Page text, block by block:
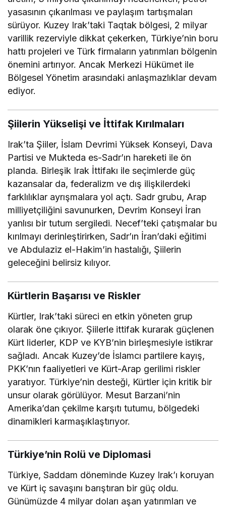
yasasının çıkarılması ve paylaşım tartışmaları
sürüyor. Kuzey Irak’taki Taqtak bölgesi, 2 milyar
varillik rezerviyle dikkat çekerken, Türkiye’nin boru
hattı projeleri ve Türk firmaların yatırımları bölgenin
önemini artırıyor. Ancak Merkezi Hükümet ile
Bölgesel Yönetim arasındaki anlaşmazlıklar devam
ediyor.
Şiilerin Yükselişi ve İttifak Kırılmaları
Irak’ta Şiiler, İslam Devrimi Yüksek Konseyi, Dava
Partisi ve Mukteda es-Sadr’ın hareketi ile ön
planda. Birleşik Irak İttifakı ile seçimlerde güç
kazansalar da, federalizm ve dış ilişkilerdeki
farklılıklar ayrışmalara yol açtı. Sadr grubu, Arap
milliyetçiliğini savunurken, Devrim Konseyi İran
yanlısı bir tutum sergiledi. Necef’teki çatışmalar bu
kırılmayı derinleştirirken, Sadr’ın İran’daki eğitimi
ve Abdulaziz el-Hakim’in hastalığı, Şiilerin
geleceğini belirsiz kılıyor.
Kürtlerin Başarısı ve Riskler
Kürtler, Irak’taki süreci en etkin yöneten grup
olarak öne çıkıyor. Şiilerle ittifak kurarak güçlenen
Kürt liderler, KDP ve KYB’nin birleşmesiyle istikrar
sağladı. Ancak Kuzey’de İslamcı partilere kayış,
PKK’nın faaliyetleri ve Kürt-Arap gerilimi riskler
yaratıyor. Türkiye’nin desteği, Kürtler için kritik bir
unsur olarak görülüyor. Mesut Barzani’nin
Amerika’dan çekilme karşıtı tutumu, bölgedeki
dinamikleri karmaşıklaştırıyor.
Türkiye’nin Rolü ve Diplomasi
Türkiye, Saddam döneminde Kuzey Irak’ı koruyan
ve Kürt iç savaşını barıştıran bir güç oldu.
Günümüzde 4 milyar doları aşan yatırımları ve